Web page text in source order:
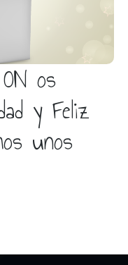
os
y Feliz
unos